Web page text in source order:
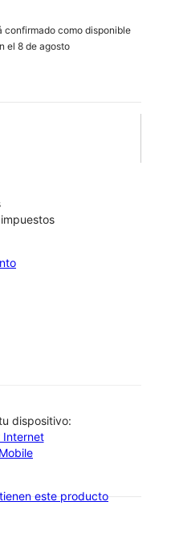
confirmado como disponible
el 8 de agosto
dispositivo:
Internet
este producto